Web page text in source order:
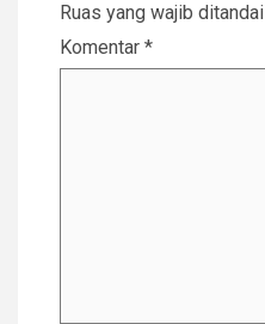
Ruas yang wajib ditandai
Komentar *